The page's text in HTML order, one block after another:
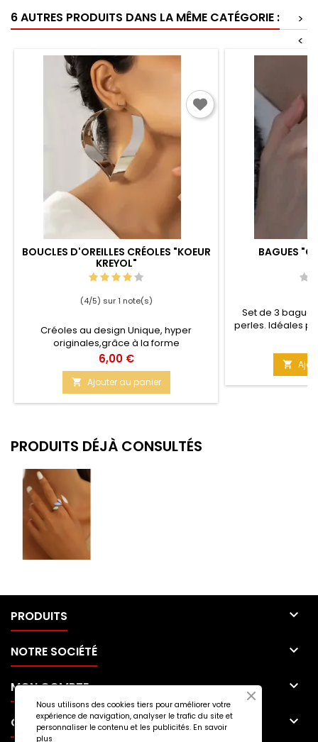
6 AUTRES PRODUITS DANS LA MÊME CATÉGORIE :
>
<
BOUCLES D'OREILLES CRÉOLES "KOEUR
KREYOL"
(4/5) sur 1 note(s)
Créoles au design Unique, hyper
originales,grâce à la forme
hyperbolique. Elles ne peuvent que vous
mettre sous les projecteurs car elles sont
uniques. Légères, elles se portent
aisément toute la journée. Taille : 8 cm
Matière : Métal simple
Prix
6,00 €
 Ajouter au panier
BAGUES
Set de 3
perles. Idéales
tendance.
parfaitement
Couleur

PRODUITS DÉJÀ CONSULTÉS
PRODUITS 
NOTRE SOCIÉTÉ 
MON COMPTE 
CONTACT 
Nous utilisons des cookies tiers pour améliorer votre
expérience de navigation, analyser le trafic du site et
personnaliser le contenu et les publicités. En savoir
plus